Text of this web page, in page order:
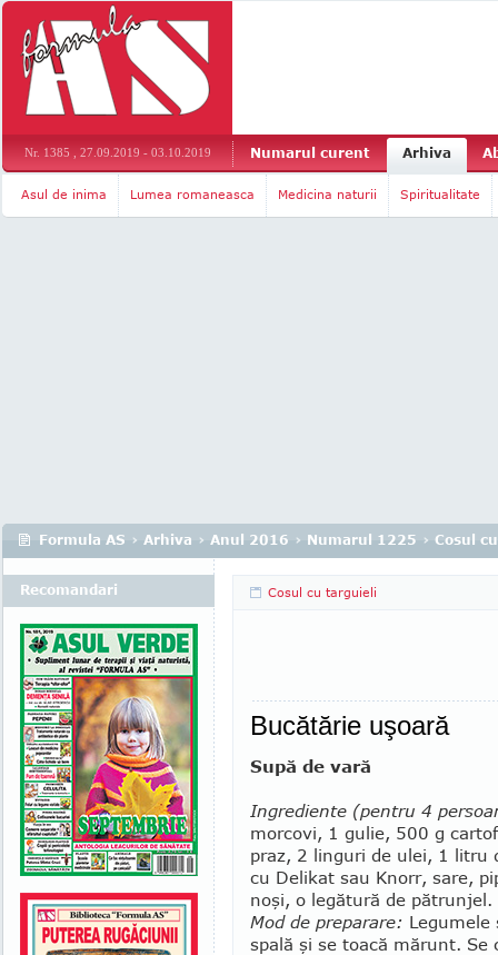
Nr. 1385 , 27.09.2019 - 03.10.2019 Numarul curent Arhiva
Asul de inima Lumea romaneasca Medicina naturii Spiritualitate
Formula AS › Arhiva › Anul 2016 › Numarul 1225 › Cosul
Cosul cu targuieli
Bucătărie uşoară
Supă de vară
Ingrediente (pentru 4
mor­covi, 1 gulie, 500 g
praz, 2 lin­guri de ulei, 1 litru
cu Delikat sau Knorr, sare,
noşi, o legătură de pă­trunjel.
Mod de preparare: Legu­mele
spală şi se toacă mărunt. Se
Recomandari